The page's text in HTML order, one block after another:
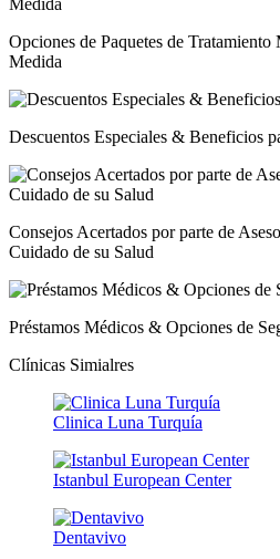
Opciones de Paquetes de
Medida
Descuentos Especiales & Beneficios
Consejos Acertados por parte de
Cuidado de su Salud
Préstamos Médicos & Opciones de
Clínicas Simialres
Clinica Luna Turquía
Istanbul European Center
Dentavivo